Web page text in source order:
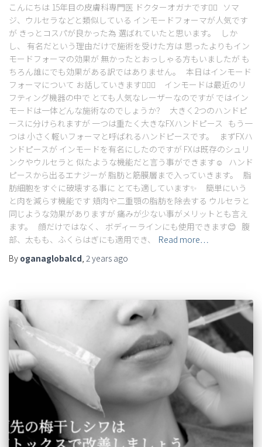
こんにちは 15年目の皮膚科専門医 ドクターオガナです👨‍⚕️ ソマ
ジ、ウルセラなどと類似している インモードフォーマが人気です
が きっとコスパが良かった為 選ばれていたと思います。 しか
し、 有名だという理由だけで施術を受けた方は 思ったよりもイン
モードフォーマの効果が 無かったとおっしゃる方もいましたが も
ちろん誰にでも効果がある訳ではありません。 本日はインモード
フォーマについて お話していきます🙋‍♀️✨ インモードは最近のリ
フティング機器の中で とても人気なレーザーなのですが ではイン
モードは一体どんな施術なのでしょうか？ 大きく2つのハンドピ
ースに分けられますが 一つは重たく大きなFXハンドピース もう一
つは 小さく軽いフォーマと呼ばれるハンドピースです。 まずFXハ
ンドピースが インモードを有名にしたのですが FXは既存のシュリ
ンクやウルセラと 似たような機能だと言う事ができます☺️ ハンド
ピースから出るエナジーが 脂肪と筋膜層まで入っていきます。 脂
肪細胞をすぐに破壊する事に とても適しています✨ 簡単にいう
と肉を減らす機能です 頬肉や二重顎の脂肪を除去する ウルセラと
同じような効果がありますが 痛みが少ない事がメリットとも言え
ます。 顔だけではなく、 ボディーラインにも使用できます😊 腹
部、太もも、ふくらはぎにも適用でき、
Read more…
By oganaglobalcd 2 years ago